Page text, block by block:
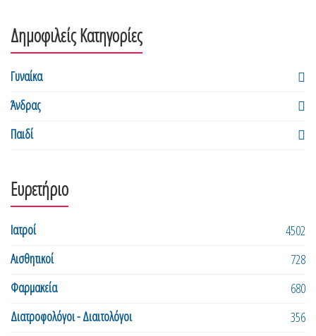
Δημοφιλείς Κατηγορίες
Γυναίκα
Άνδρας
Παιδί
Ευρετήριο
Ιατροί
4502
Αισθητικοί
728
Φαρμακεία
680
Διατροφολόγοι - Διαιτολόγοι
356